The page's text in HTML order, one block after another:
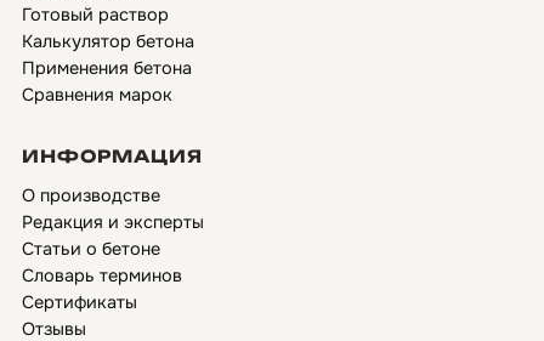
Готовый раствор
Калькулятор бетона
Применения бетона
Сравнения марок
ИНФОРМАЦИЯ
О производстве
Редакция и эксперты
Статьи о бетоне
Словарь терминов
Сертификаты
Отзывы